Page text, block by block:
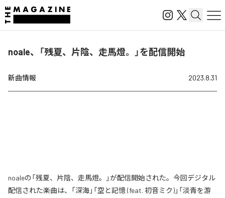
noale、「残夏、片陰、走馬燈。」を配信開始
新曲情報 2023.8.31
noaleの「残夏、片陰、走馬燈。」が配信開始された。今回デジタル
配信された楽曲は、「深海」「空と記憶 (feat. 初音ミク)」「淡青を游